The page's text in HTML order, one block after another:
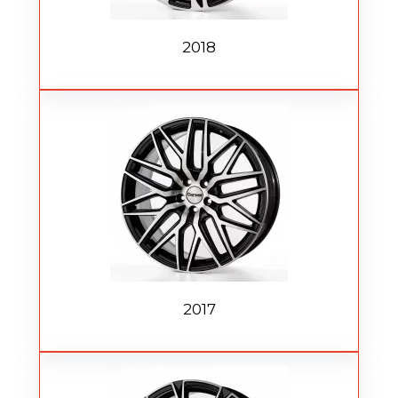
2018
2017